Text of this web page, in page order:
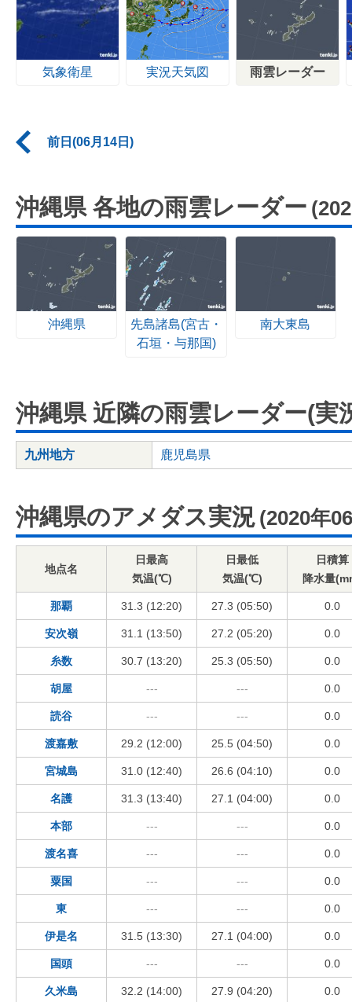
気象衛星 実況天気図 雨雲レーダー
前日(06月14日)
沖縄県 各地の雨雲レーダー
沖縄県
先島諸島(宮古・
石垣・与那国)
南大東島
沖縄県 近隣の雨雲レーダー(実
九州地方 鹿児島県
沖縄県のアメダス実況 (2020年
地点名
日最高
気温(℃)
日最低
気温(℃)
日積算
降水量
那覇 31.3 (12:20) 27.3 (05:50) 0.0
安次嶺 31.1 (13:50) 27.2 (05:20) 0.0
糸数 30.7 (13:20) 25.3 (05:50) 0.0
胡屋 --- --- 0.0
読谷 --- --- 0.0
渡嘉敷 29.2 (12:00) 25.5 (04:50) 0.0
宮城島 31.0 (12:40) 26.6 (04:10) 0.0
名護 31.3 (13:40) 27.1 (04:00) 0.0
本部 --- --- 0.0
渡名喜 --- --- 0.0
粟国 --- --- 0.0
東 --- --- 0.0
伊是名 31.5 (13:30) 27.1 (04:00) 0.0
国頭 --- --- 0.0
久米島 32.2 (14:00) 27.9 (04:20) 0.0